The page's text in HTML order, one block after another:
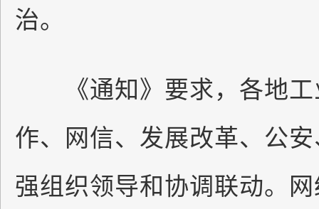
治。
《通知》要求，各地工
作、网信、发展改革、公
强组织领导和协调联动。